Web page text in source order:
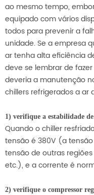
ao mesmo tempo,
equipado com vários
todos para prevenir a
unidade. Se a empresa
ar tenha alta eficiência
deve se lembrar de
deveria a manutenção
chillers refrigerados a ar
1) verifique a estabilidade
Quando o chiller
tensão é 380V (a tensão
tensão de outras
etc.), e a corrente é
2) verifique o compressor